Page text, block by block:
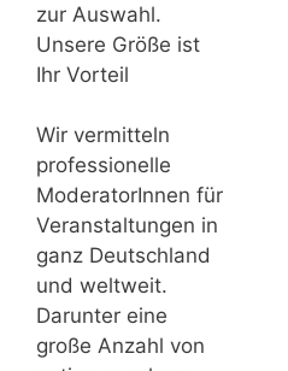
zur Auswahl.
Unsere Größe ist
Ihr Vorteil
Wir vermitteln
professionelle
ModeratorInnen für
Veranstaltungen in
ganz Deutschland
und weltweit.
Darunter eine
große Anzahl von